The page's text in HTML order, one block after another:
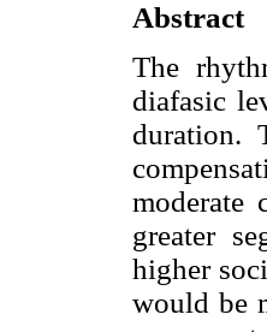
Abstract
The
diafasic
duration.
moderate
greater
higher
would be